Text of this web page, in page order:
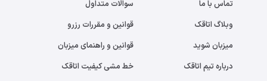
تماس با ما
وبلاگ اتاقک
میزبان شوید
درباره تیم اتاقک
سوالات متداول
قوانین و مقررات رزرو
قوانین و راهنمای میزبان
خط مشی کیفیت اتاقک